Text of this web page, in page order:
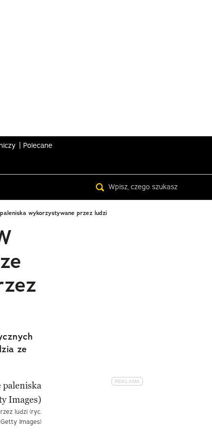
Polecane
wykorzystywane przez ludzi
ze
ludzi (ryc.
Getty Images)